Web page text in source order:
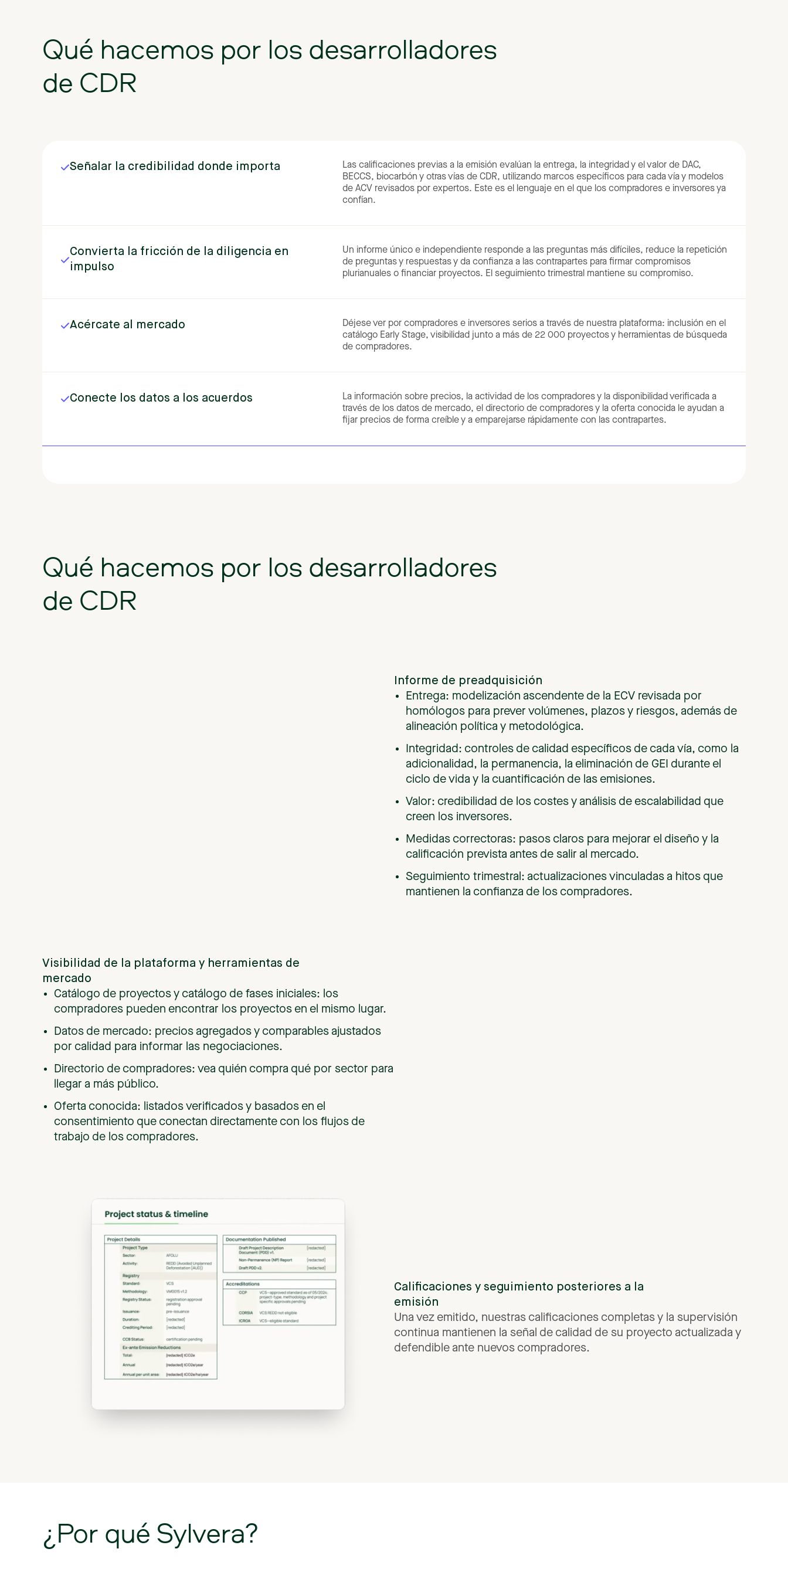
Qué hacemos por losdesarrolladores
de CDR
Señalar la credibilidad donde importa
Las calificaciones previas a la emisión evalúan la entrega, la integridad y el valor de DAC,
BECCS, biocarbón y otras vías de CDR, utilizando marcos específicos para cada vía y modelos
de ACV revisados por expertos. Este es el lenguaje en el que los compradores e inversores ya
confían.
Convierta la fricción de la diligencia en
impulso
Un informe único e independiente responde a las preguntas más difíciles, reduce la repetición
de preguntas y respuestas y da confianza a las contrapartes para firmar compromisos
plurianuales o financiar proyectos. El seguimiento trimestral mantiene su compromiso.
Acércate al mercado
Déjese ver por compradores e inversores serios a través de nuestra plataforma: inclusión en el
catálogo Early Stage, visibilidad junto a más de 22 000 proyectos y herramientas de búsqueda
de compradores.
Conecte los datos a los acuerdos
La información sobre precios, la actividad de los compradores y la disponibilidad verificada a
través de los datos de mercado, el directorio de compradores y la oferta conocida le ayudan a
fijar precios de forma creíble y a emparejarse rápidamente con las contrapartes.
Qué hacemos por losdesarrolladores
de CDR
Informe de preadquisición
Entrega: modelización ascendente de la ECV revisada por
homólogos para prever volúmenes, plazos y riesgos, además de
alineación política y metodológica.
Integridad: controles de calidad específicos de cada vía, como la
adicionalidad, la permanencia, la eliminación de GEI durante el
ciclo de vida y la cuantificación de las emisiones.
Valor: credibilidad de los costes y análisis de escalabilidad que
creen los inversores.
Medidas correctoras: pasos claros para mejorar el diseño y la
calificación prevista antes de salir al mercado.
Seguimiento trimestral: actualizaciones vinculadas a hitos que
mantienen la confianza de los compradores.
Visibilidad de la plataforma y herramientas de
mercado
Catálogo de proyectos y catálogo de fases iniciales: los
compradores pueden encontrar los proyectos en el mismo lugar.
Datos de mercado: precios agregados y comparables ajustados
por calidad para informar las negociaciones.
Directorio de compradores: vea quién compra qué por sector para
llegar a más público.
Oferta conocida: listados verificados y basados en el
consentimiento que conectan directamente con los flujos de
trabajo de los compradores.
Calificaciones y seguimiento posteriores a
la
emisión
Una vez emitido, nuestras calificaciones completas y la supervisión
continua mantienen la señal de calidad de su proyecto actualizada y
defendible ante nuevos compradores.
¿PorquéSylvera?